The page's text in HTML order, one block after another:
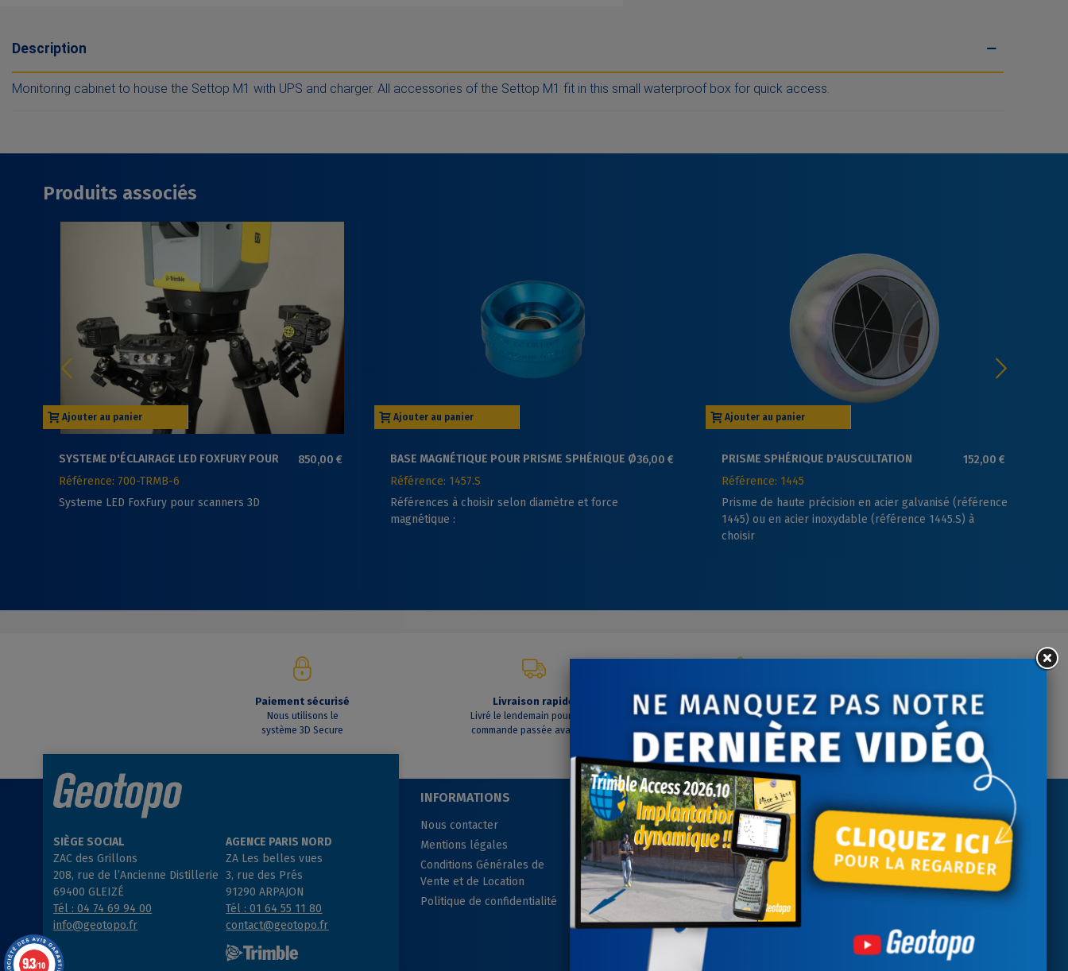
Description
Monitoring cabinet to house the Settop M1 with UPS and charger. All accessories of the Settop M1 fit in this small waterproof box for quick access.
Produits associés
Ajouter au panier
SYSTEME D'ÉCLAIRAGE LED FOXFURY POUR
SCANNERS 3D
850,00 €
Référence: 700-TRMB-6
Systeme LED FoxFury pour scanners 3D
Ajouter au panier
BASE MAGNÉTIQUE POUR PRISME SPHÉRIQUE Ø
38.1MM BOHNENSTINGL
36,00 €
Référence: 1457.S
Références à choisir selon diamètre et force
magnétique :
Ajouter au panier
PRISME SPHÉRIQUE D'AUSCULTATION
BOHNENSTINGL
152,00 €
Référence: 1445
Prisme de haute précision en acier galvanisé (référence
1445) ou en acier inoxydable (référence 1445.S) à
choisir
Paiement sécurisé
Nous utilisons le
système 3D Secure
Livraison rapide
Livré le lendemain pour toute
commande passée avant 14h
Contactez-nous
A votre écoute du lundi au
vendredi
SIÈGE SOCIAL
ZAC des Grillons
208, rue de l’Ancienne Distillerie
69400 GLEIZÉ
Tél : 04 74 69 94 00
info@geotopo.fr
AGENCE PARIS NORD
ZA Les belles vues
3, rue des Prés
91290 ARPAJON
Tél : 01 64 55 11 80
contact@geotopo.fr
SUIVEZ-NOUS
INFORMATIONS
Nous contacter
Mentions légales
Conditions Générales de
Vente et de Location
Politique de confidentialité
NEWSLETTER
Recevez nos actualités
J'accepte les conditions générales et
9.3/10